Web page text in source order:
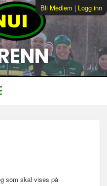
Bli Medlem | Logg inn
som skal vises på